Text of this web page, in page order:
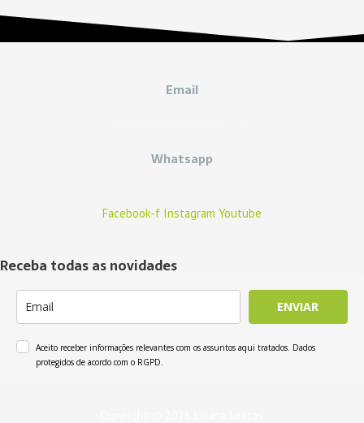
Email
Whatsapp
Facebook-f Instagram Youtube
Receba todas as novidades
ENVIAR
Aceito receber informações relevantes com os assuntos aqui tratados. Dados
protegidos de acordo com o RGPD.